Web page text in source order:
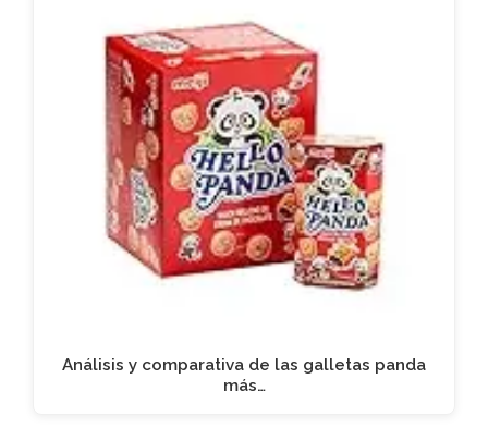
Análisis y comparativa de las galletas panda
más…